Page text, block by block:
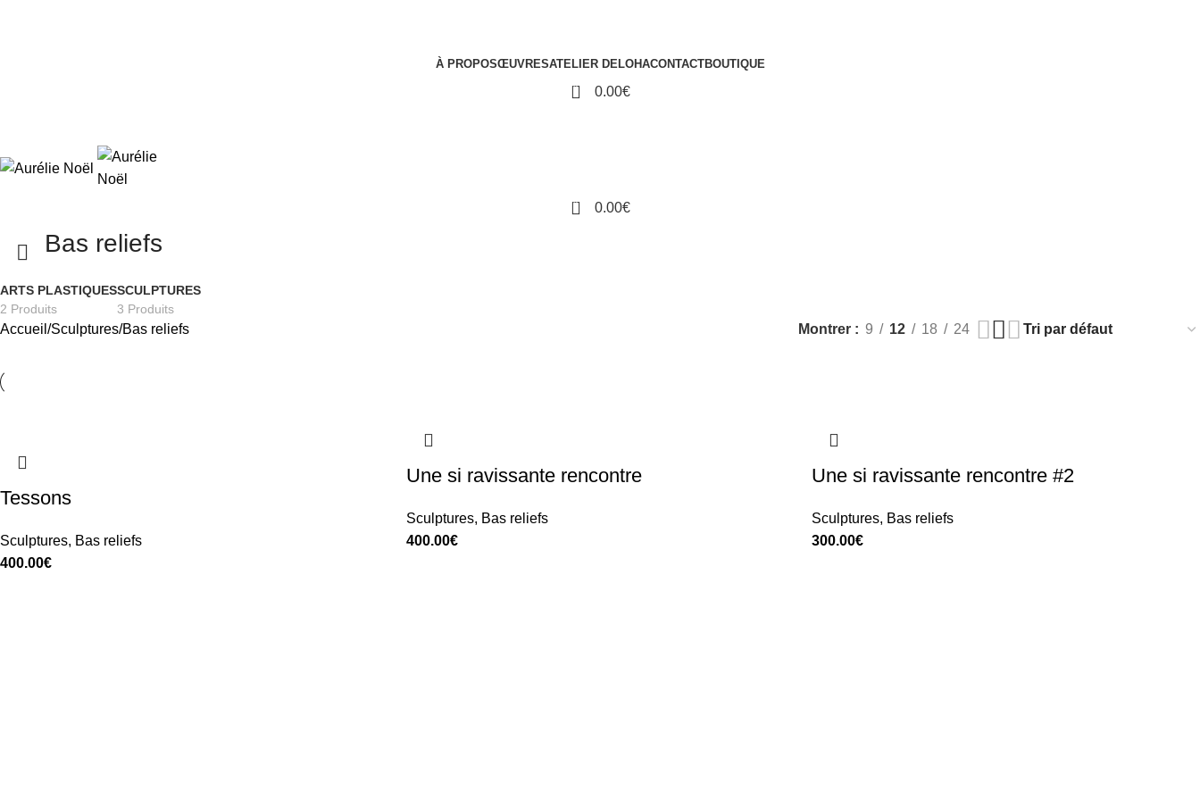
À PROPOSŒUVRESATELIER DELOHACONTACTBOUTIQUE
0 0.00€
0 0.00€
Bas reliefs
ARTS PLASTIQUES
2 Produits
SCULPTURES
3 Produits
Accueil Sculptures Bas reliefs Montrer 9 12 18 24
Tessons
Sculptures, Bas reliefs
400.00€
Une si ravissante rencontre
Sculptures, Bas reliefs
400.00€
Une si ravissante rencontre #2
Sculptures, Bas reliefs
300.00€